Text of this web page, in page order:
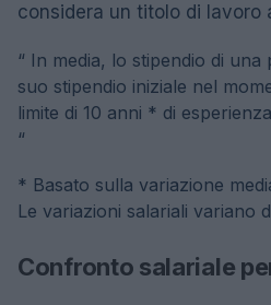
considera un titolo di lavoro
“ In media, lo stipendio di una
suo stipendio iniziale nel
limite di 10 anni * di
“
* Basato sulla variazione
Le variazioni salariali variano
Confronto salariale